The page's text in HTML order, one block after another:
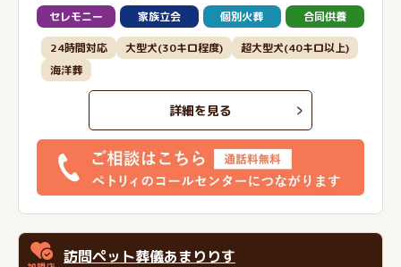
セレモニー 家族立会 個別火葬 合同供養
24時間対応 大型犬(30キロ程度)
超大型犬(40キロ以上)
海洋葬
詳細を見る
訪問ペット葬儀あまりりす